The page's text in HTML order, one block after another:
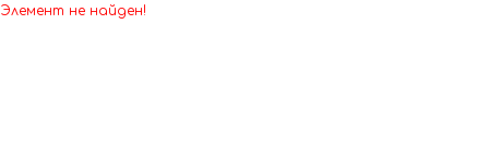
Элемент не найден!